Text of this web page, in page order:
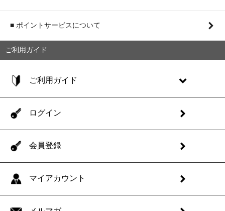
■ ポイントサービスについて
ご利用ガイド
ご利用ガイド
ログイン
会員登録
マイアカウント